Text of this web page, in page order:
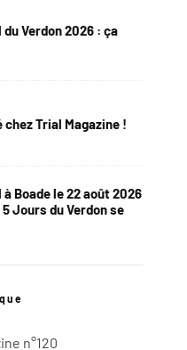
Verdon 2026 : ça
chez Trial Magazine !
Boade le 22 août 2026
Jours du Verdon se